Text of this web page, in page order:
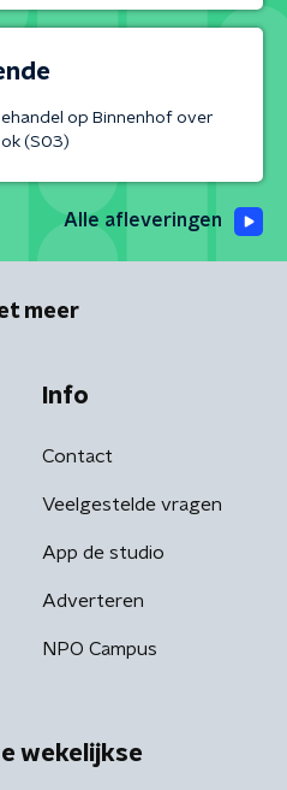
op Binnenhof over
(S03)
Alle afleveringen
meer
Info
Contact
Veelgestelde vragen
App de studio
Adverteren
NPO Campus
wekelijkse